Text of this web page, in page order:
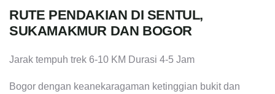
RUTE PENDAKIAN DI SENTUL,
SUKAMAKMUR DAN BOGOR
Jarak tempuh trek 6-10 KM Durasi 4-5 Jam
Bogor dengan keanekaragaman ketinggian bukit dan